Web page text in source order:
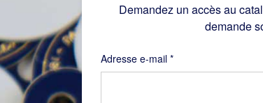
Demandez un accès au
demande
Adresse e-mail *Obligatoire